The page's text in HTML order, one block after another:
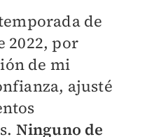
de
2022, por
de mi
ajusté
Ninguno de